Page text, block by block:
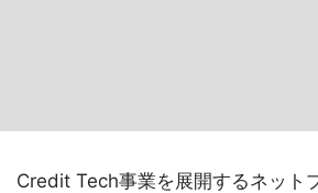
Credit Tech事業を展開するネット